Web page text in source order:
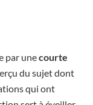
par unecourte
du sujet dont
qui ont